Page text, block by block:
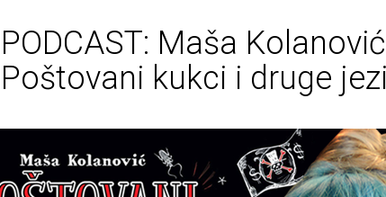
PODCAST: Maša
Poštovani kukci i druge